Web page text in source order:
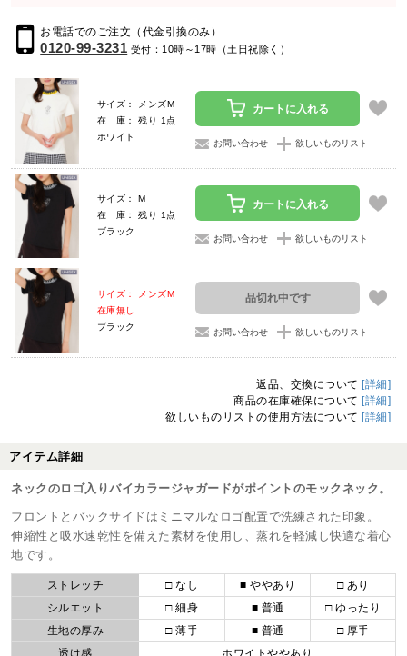
お電話でのご注文（代金引換のみ）
0120-99-3231 受付：10時～17時（土日祝除く）
サイズ： メンズM
在 庫： 残り 1点
ホワイト
カートに入れる
お問い合わせ 欲しいものリスト
サイズ： M
在 庫： 残り 1点
ブラック
カートに入れる
お問い合わせ 欲しいものリスト
サイズ： メンズM
在庫無し
ブラック
品切れ中です
お問い合わせ 欲しいものリスト
返品、交換について [詳細]
商品の在庫確保について [詳細]
欲しいものリストの使用方法について [詳細]
アイテム詳細
ネックのロゴ入りバイカラージャガードがポイントのモックネック。
フロントとバックサイドはミニマルなロゴ配置で洗練された印象。
伸縮性と吸水速乾性を備えた素材を使用し、蒸れを軽減し快適な着心
地です。
ストレッチ □ なし ■ ややあり
□ あり
シルエット
□ 細身 ■ 普通
□ ゆったり
生地の厚み
□ 薄手 ■ 普通
□ 厚手
透け感
ホワイトややあり